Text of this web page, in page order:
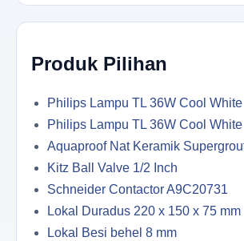
Produk Pilihan
Philips Lampu TL 36W Cool White
Philips Lampu TL 36W Cool White
Aquaproof Nat Keramik
Kitz Ball Valve 1/2 Inch
Schneider Contactor A9C20731
Lokal Duradus 220 x 150 x 75 mm
Lokal Besi behel 8 mm